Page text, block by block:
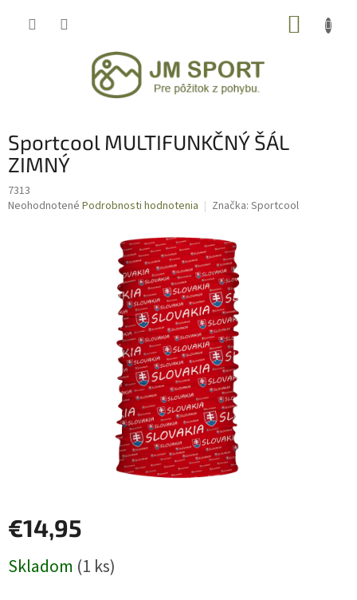
Sportcool MULTIFUNKČNÝ ŠÁL
ZIMNÝ
7313
Priemerné
Neohodnotené Podrobnosti hodnotenia Značka: Sportcool
€14,95
cena:
Skladom (1 ks)